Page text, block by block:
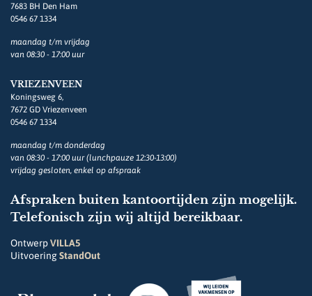
7683 BH Den Ham
0546 67 1334
maandag t/m vrijdag
van 08:30 - 17:00 uur
VRIEZENVEEN
Koningsweg 6,
7672 GD Vriezenveen
0546 67 1334
maandag t/m donderdag
van 08:30 - 17:00 uur (lunchpauze 12:30-13:00)
vrijdag gesloten, enkel op afspraak
Afspraken buiten kantoortijden zijn mogelijk.
Telefonisch zijn wij altijd bereikbaar.
OntwerpVILLA5
UitvoeringStandOut